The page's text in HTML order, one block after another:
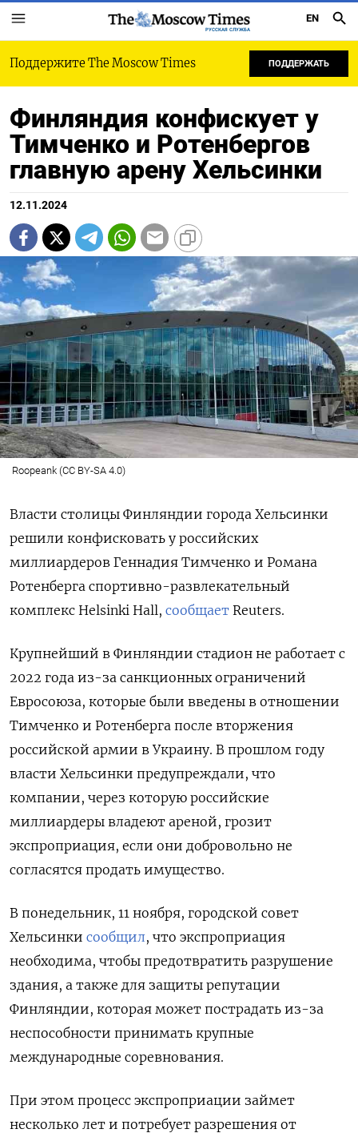
РУССКАЯ СЛУЖБА
EN
Поддержите The Moscow Times ПОДДЕРЖАТЬ
Финляндия конфискует у
Тимченко и Ротенбергов
главную арену Хельсинки
12.11.2024
Roopeank (CC BY-SA 4.0)
Власти столицы Финляндии города Хельсинки
решили конфисковать у российских
миллиардеров Геннадия Тимченко и Романа
Ротенберга спортивно-развлекательный
комплекс Helsinki Hall, сообщает Reuters.
Крупнейший в Финляндии стадион не работает с
2022 года из-за санкционных ограничений
Евросоюза, которые были введены в отношении
Тимченко и Ротенберга после вторжения
российской армии в Украину. В прошлом году
власти Хельсинки предупреждали, что
компании, через которую российские
миллиардеры владеют ареной, грозит
экспроприация, если они добровольно не
согласятся продать имущество.
В понедельник, 11 ноября, городской совет
Хельсинки сообщил, что экспроприация
необходима, чтобы предотвратить разрушение
здания, а также для защиты репутации
Финляндии, которая может пострадать из-за
неспособности принимать крупные
международные соревнования.
При этом процесс экспроприации займет
несколько лет и потребует разрешения от